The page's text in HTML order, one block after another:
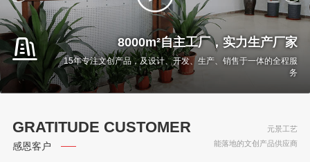
8000m²自主工厂，实力生产厂家
15年专注文创产品，及设计、开发、生产、销售于一体的全程服
务
GRATITUDE CUSTOMER
感恩客户
元景工艺
能落地的文创产品供应商